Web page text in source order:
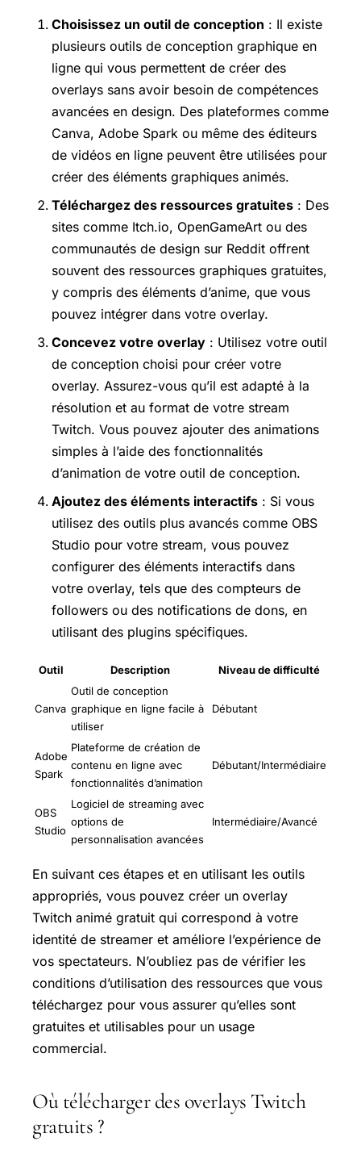
Choisissez un outil de conception : Il existe
plusieurs outils de conception graphique en
ligne qui vous permettent de créer des
overlays sans avoir besoin de compétences
avancées en design. Des plateformes comme
Canva, Adobe Spark ou même des éditeurs
de vidéos en ligne peuvent être utilisées pour
créer des éléments graphiques animés.
Téléchargez des ressources gratuites : Des
sites comme Itch.io, OpenGameArt ou des
communautés de design sur Reddit offrent
souvent des ressources graphiques gratuites,
y compris des éléments d’anime, que vous
pouvez intégrer dans votre overlay.
Concevez votre overlay : Utilisez votre outil
de conception choisi pour créer votre
overlay. Assurez-vous qu’il est adapté à la
résolution et au format de votre stream
Twitch. Vous pouvez ajouter des animations
simples à l’aide des fonctionnalités
d’animation de votre outil de conception.
Ajoutez des éléments interactifs : Si vous
utilisez des outils plus avancés comme OBS
Studio pour votre stream, vous pouvez
configurer des éléments interactifs dans
votre overlay, tels que des compteurs de
followers ou des notifications de dons, en
utilisant des plugins spécifiques.
Outil Description Niveau de difficulté
Canva
Outil de conception
graphique en ligne facile à
utiliser
Débutant
Adobe
Spark
Plateforme de création de
contenu en ligne avec
fonctionnalités d’animation
Débutant/Intermédiaire
OBS
Studio
Logiciel de streaming avec
options de
personnalisation avancées
Intermédiaire/Avancé
En suivant ces étapes et en utilisant les outils
appropriés, vous pouvez créer un overlay
Twitch animé gratuit qui correspond à votre
identité de streamer et améliore l’expérience de
vos spectateurs. N’oubliez pas de vérifier les
conditions d’utilisation des ressources que vous
téléchargez pour vous assurer qu’elles sont
gratuites et utilisables pour un usage
commercial.
Où télécharger des overlays Twitch
gratuits ?